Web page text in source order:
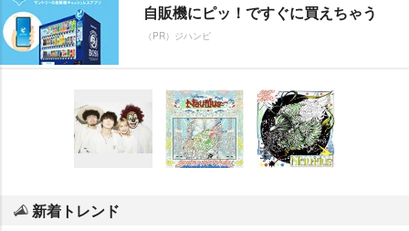
自販機にピッ！ですぐに買えちゃう
（PR）ジハンピ
新着トレンド